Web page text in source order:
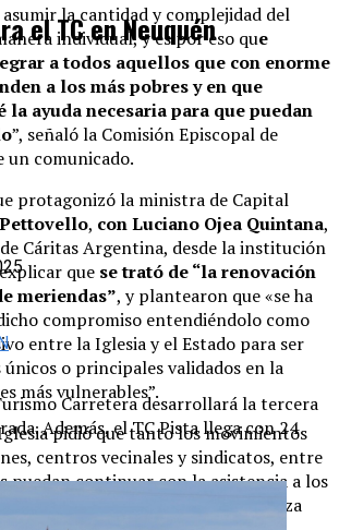
asumir la cantidad y complejidad del
individual, y es por eso que
a todos aquellos que con enorme
a los más pobres y en que
la ayuda necesaria para que puedan
”, señaló la Comisión Episcopal de
un comunicado.
protagonizó la ministra de Capital
, con Luciano Ojea Quintana,
Cáritas Argentina, desde la institución
que se trató de “la renovación
meriendas”, y plantearon que «se ha
compromiso entendiéndolo como
entre la Iglesia y el Estado para ser
o principales validados en la
más vulnerables”.
pidió que tanto los movimientos
centros vecinales y sindicatos, entre
puedan continuar con la asistencia a los
debido a que los niveles de pobreza
el TC en Neuquén
Carretera desarrollará la tercera
Además, el TC Pista llega con 24